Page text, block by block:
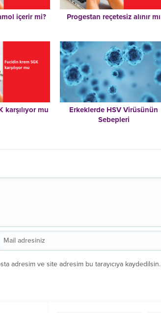
içerir mi? Progestan reçetesiz alınır mı
karşılıyor mu
Erkeklerde HSV Virüsünün
Sebepleri
adresim ve site adresim bu tarayıcıya kaydedilsin.